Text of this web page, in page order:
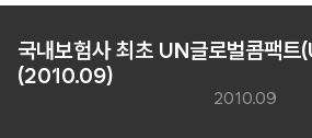
국내보험사 최초 UN글로벌콤팩
(2010.09)
2010.09